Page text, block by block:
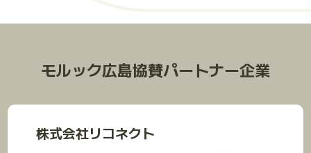
モルック広島協賛パートナー企業
株式会社リコネクト